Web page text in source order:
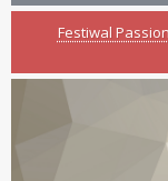
Festiwal